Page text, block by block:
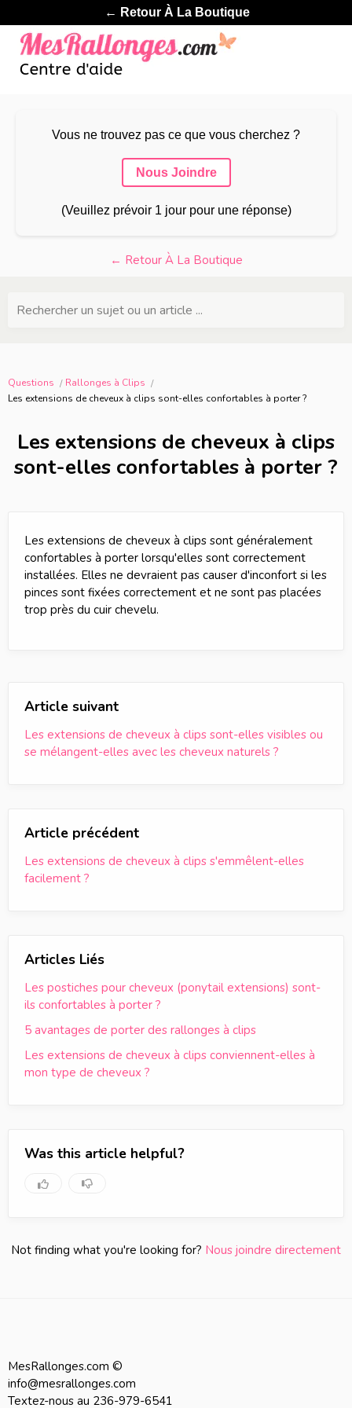
← Retour À La Boutique
Vous ne trouvez pas ce que vous cherchez ?
Nous Joindre
(Veuillez prévoir 1 jour pour une réponse)
← Retour À La Boutique
Rechercher un sujet ou un article ...
Questions
Rallonges à Clips
Les extensions de cheveux à clips sont-elles confortables à porter ?
Les extensions de cheveux à clips
sont-elles confortables à porter ?
Les extensions de cheveux à clips sont généralement
confortables à porter lorsqu'elles sont correctement
installées. Elles ne devraient pas causer d'inconfort si les
pinces sont fixées correctement et ne sont pas placées
trop près du cuir chevelu.
Article suivant
Les extensions de cheveux à clips sont-elles visibles ou
se mélangent-elles avec les cheveux naturels ?
Article précédent
Les extensions de cheveux à clips s'emmêlent-elles
facilement ?
Articles Liés
Les postiches pour cheveux (ponytail extensions) sont-
ils confortables à porter ?
5 avantages de porter des rallonges à clips
Les extensions de cheveux à clips conviennent-elles à
mon type de cheveux ?
Was this article helpful?
Not finding what you're looking for? Nous joindre directement
MesRallonges.com ©
info@mesrallonges.com
Textez-nous au 236-979-6541